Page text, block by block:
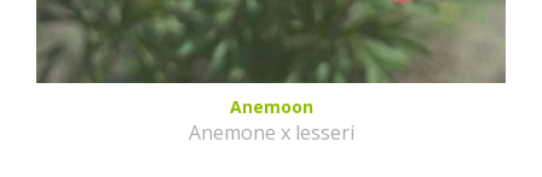
Anemoon
Anemone x lesseri